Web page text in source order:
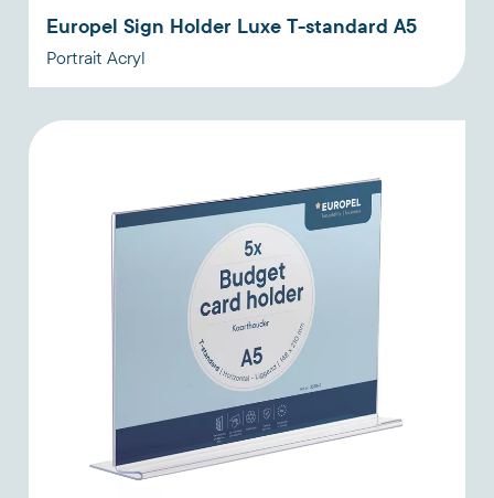
Europel Sign Holder Luxe T-standard A5
Portrait Acryl